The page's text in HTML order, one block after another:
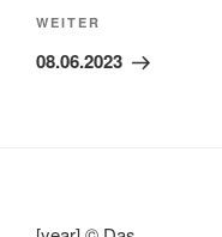
Nächster
Beitrag
WEITER
08.06.2023